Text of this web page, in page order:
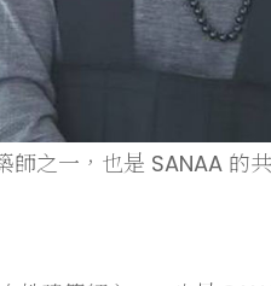
之一，也是 SANAA 的